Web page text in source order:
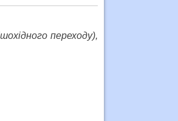
iдного переходу),